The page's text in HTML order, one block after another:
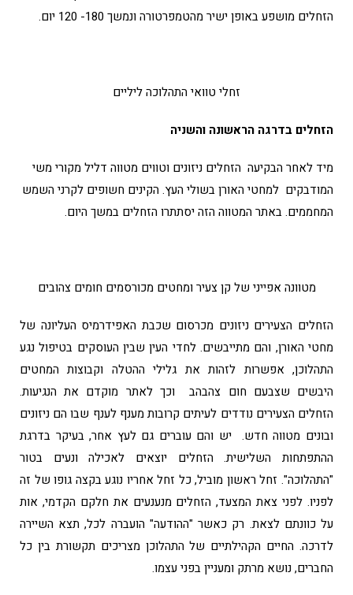
הזחלים מושפע באופן ישיר מהטמפרטורה ונמשך 180- 120 יום.
זחלי טוואי התהלוכה ליליים
הזחלים בדרגה הראשונה והשניה
מיד לאחר הבקיעה הזחלים ניזונים וטווים מטווה דליל מקורי משי
המודבקים למחטי האורן בשולי העץ. הקינים חשופים לקרני השמש
המחממים. באתר המטווה הזה יסתתרו הזחלים במשך היום.
מטוונה אפייני של קן צעיר ומחטים מכורסמים חומים צהובים
הזחלים הצעירים ניזונים מכרסום שכבת האפידרמיס העליונה של
מחטי האורן, והם מתייבשים. לחדי העין שבין העוסקים בטיפול נגע
התהלוכן, אפשרות לזהות את גלילי ההטלה וקבוצות המחטים
היבשים שצבעם חום צהבהב וכך לאתר מוקדם את הנגיעות.
הזחלים הצעירים נודדים לעיתים קרובות מענף לענף שבו הם ניזונים
ובונים מטווה חדש. יש והם עוברים גם לעץ אחר, בעיקר בדרגת
ההתפתחות השלישית. הזחלים יוצאים לאכילה ונעים בטור
"התהלוכה". זחל ראשון מוביל, כל זחל אחריו נוגע בקצה גופו של זה
לפניו. לפני צאת המצעד, הזחלים מנענעים את חלקם הקדמי, אות
על כוונתם לצאת. רק כאשר "ההודעה" הועברה לכל, תצא השיירה
לדרכה. החיים הקהילתיים של התהלוכן מצריכים תקשורת בין כל
החברים, נושא מרתק ומעניין בפני עצמו.